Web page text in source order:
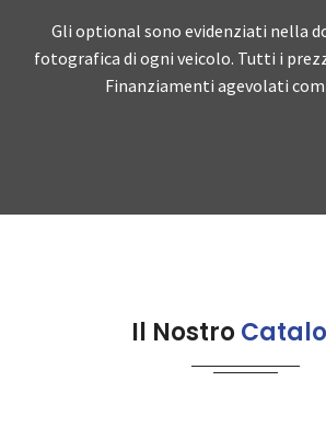
Gli optional sono evidenziati nella
fotografica di ogni veicolo. Tutti i
Finanziamenti agevolati
Il Nostro